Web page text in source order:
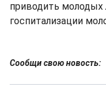
приводить
госпитализации
Сообщи свою новость: